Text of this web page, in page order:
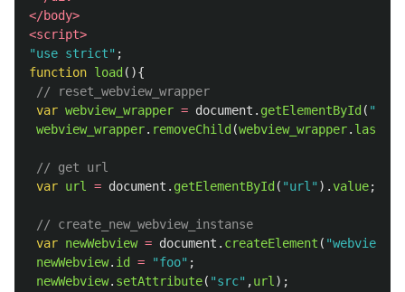
</body>
<script>
"use strict" ;
function load (){
// reset_webview_wrapper
var webview_wrapper = document . getElementById ( "
webview_wrapper. removeChild (webview_wrapper.
// get url
var url = document . getElementById ( "url " ).value;
// create_new_webview_instanse
var newWebview = document . createElement ( "webview
newWebview. id = "foo" ;
newWebview. setAttribute( "src" ,url );